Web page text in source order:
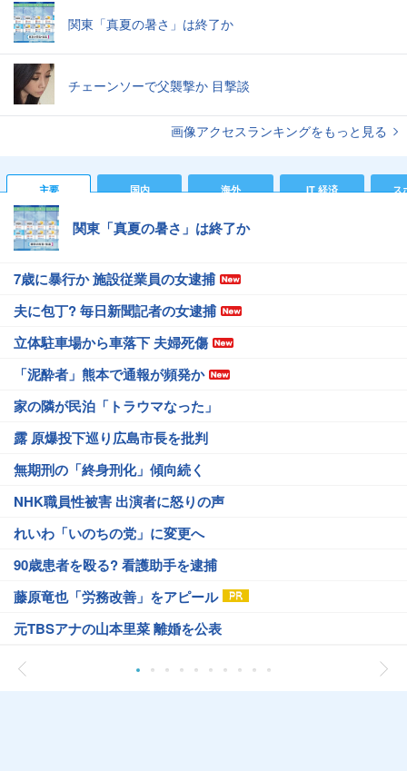
関東「真夏の暑さ」は終了か
チェーンソーで父襲撃か 目撃談
画像アクセスランキングをもっと見る
主要 国内 海外 IT 経済 ス
関東「真夏の暑さ」は終了か
7歳に暴行か 施設従業員の女逮捕
夫に包丁? 毎日新聞記者の女逮捕
立体駐車場から車落下 夫婦死傷
「泥酔者」熊本で通報が頻発か
家の隣が民泊「トラウマなった」
露 原爆投下巡り広島市長を批判
無期刑の「終身刑化」傾向続く
NHK職員性被害 出演者に怒りの声
れいわ「いのちの党」に変更へ
90歳患者を殴る? 看護助手を逮捕
藤原竜也「労務改善」をアピール
元TBSアナの山本里菜 離婚を公表